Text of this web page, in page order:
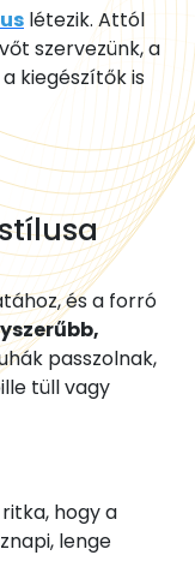
létezik. Attól
szervezünk, a
kiegészítők is
és a forró
passzolnak,
tüll vagy
hogy a
lenge